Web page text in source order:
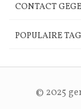
CONTACT
POPULAIRE
© 2025